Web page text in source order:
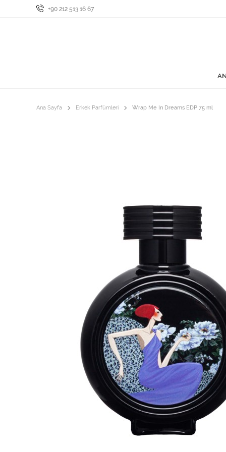
+90 212 513 16 67
Ana Sayfa Erkek Parfümleri Wrap Me In Dreams EDP 75 ml